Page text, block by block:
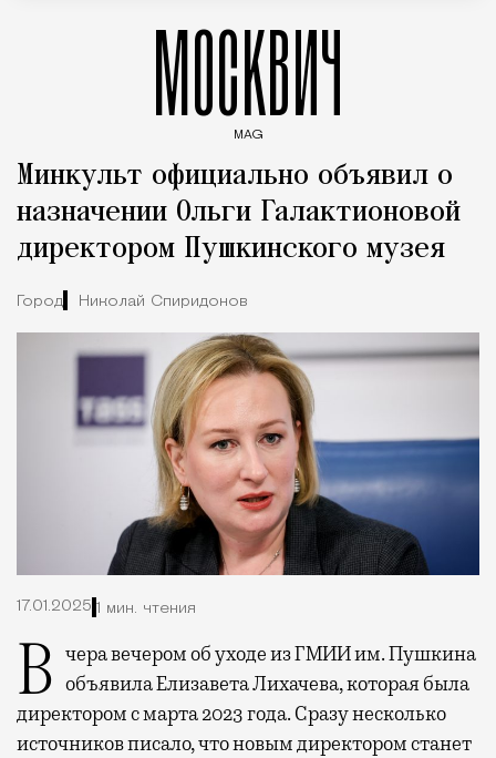
МОСКВИЧ
MAG
Минкульт официально объявил о
назначении Ольги Галактионовой
директором Пушкинского музея
Город Николай Спиридонов
17.01.2025 1 мин. чтения
Вчера вечером об уходе из ГМИИ им. Пушкина объявила Елизавета Лихачева, которая была
директором с марта 2023 года. Сразу несколько
источников писало, что новым директором станет